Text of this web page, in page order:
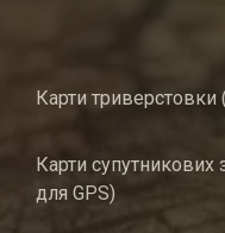
Карти триверстовки
Карти супутникових
для GPS)